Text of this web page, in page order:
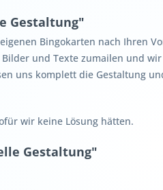
Gestaltung"
Bingokarten nach Ihren
und Texte zumailen und
uns komplett die Gestaltung
wir keine Lösung hätten.
Gestaltung"